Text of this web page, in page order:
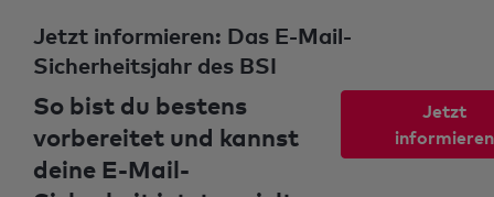
Jetzt informieren: Das E-Mail-
Sicherheitsjahr des BSI
So bist du bestens
vorbereitet und kannst
deine E-Mail-
Jetzt
informieren